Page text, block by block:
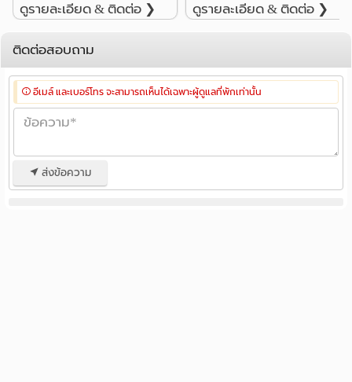
ดูรายละเอียด & ติดต่อ ❯ ดูรายละเอียด & ติดต่อ ❯
ติดต่อสอบถาม
อีเมล์ และเบอร์โทร จะสามารถเห็นได้เฉพาะผู้ดูแลที่พักเท่านั้น
ส่งข้อความ